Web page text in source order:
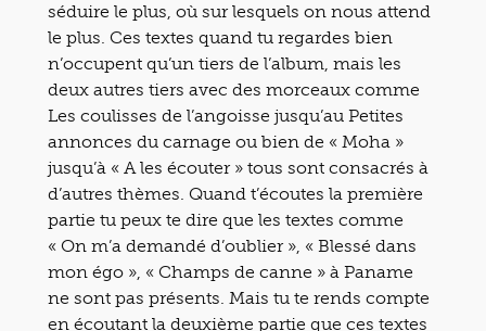
séduire le plus, où sur lesquels on nous attend
le plus. Ces textes quand tu regardes bien
n’occupent qu’un tiers de l’album, mais les
deux autres tiers avec des morceaux comme
Les coulisses de l’angoisse jusqu’au Petites
annonces du carnage ou bien de « Moha »
jusqu’à « A les écouter » tous sont consacrés à
d’autres thèmes. Quand t’écoutes la première
partie tu peux te dire que les textes comme
« On m’a demandé d’oublier », « Blessé dans
mon égo », « Champs de canne » à Paname
ne sont pas présents. Mais tu te rends compte
en écoutant la deuxième partie que ces textes